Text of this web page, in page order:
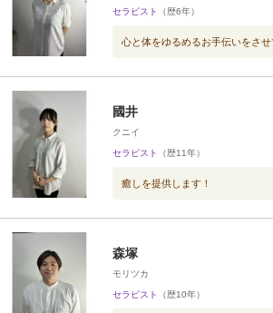
セラピスト （歴6年）
心と体をゆるめるお手伝いをさせ
國井
クニイ
セラピスト （歴11年）
癒しを提供します！
森塚
モリツカ
セラピスト （歴10年）